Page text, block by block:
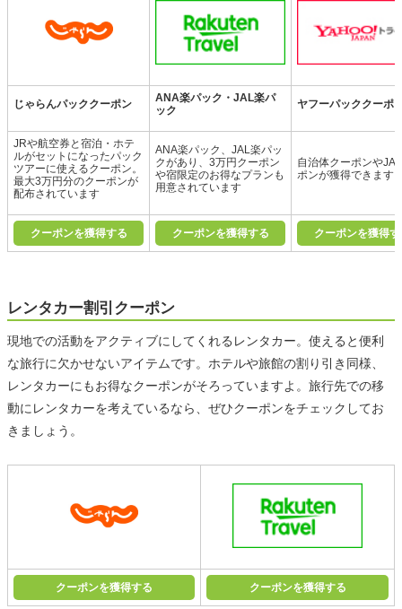
じゃらんパッククーポン
ANA楽パック・JAL楽パ
ック
ヤフーパッククーポ
JRや航空券と宿泊・ホテ
ルがセットになったパック
ツアーに使えるクーポン。
最大3万円分のクーポンが
配布されています
ANA楽パック、JAL楽パッ
クがあり、3万円クーポン
や宿限定のお得なプランも
用意されています
自治体クーポンや
ポンが獲得できます
クーポンを獲得する クーポンを獲得する クーポンを獲得す
レンタカー割引クーポン
現地での活動をアクティブにしてくれるレンタカー。使えると便利
な旅行に欠かせないアイテムです。ホテルや旅館の割り引き同様、
レンタカーにもお得なクーポンがそろっていますよ。旅行先での移
動にレンタカーを考えているなら、ぜひクーポンをチェックしてお
きましょう。
クーポンを獲得する クーポンを獲得する